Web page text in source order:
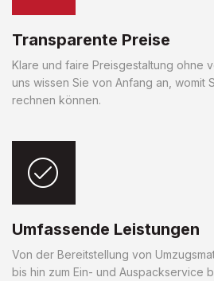
Transparente Preise
Klare und faire Preisgestaltung ohne
uns wissen Sie von Anfang an, womit
rechnen können.
Umfassende Leistungen
Von der Bereitstellung von
bis hin zum Ein- und Auspackservice